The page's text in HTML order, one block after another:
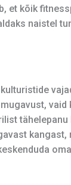
et kõik
naistel
vaid